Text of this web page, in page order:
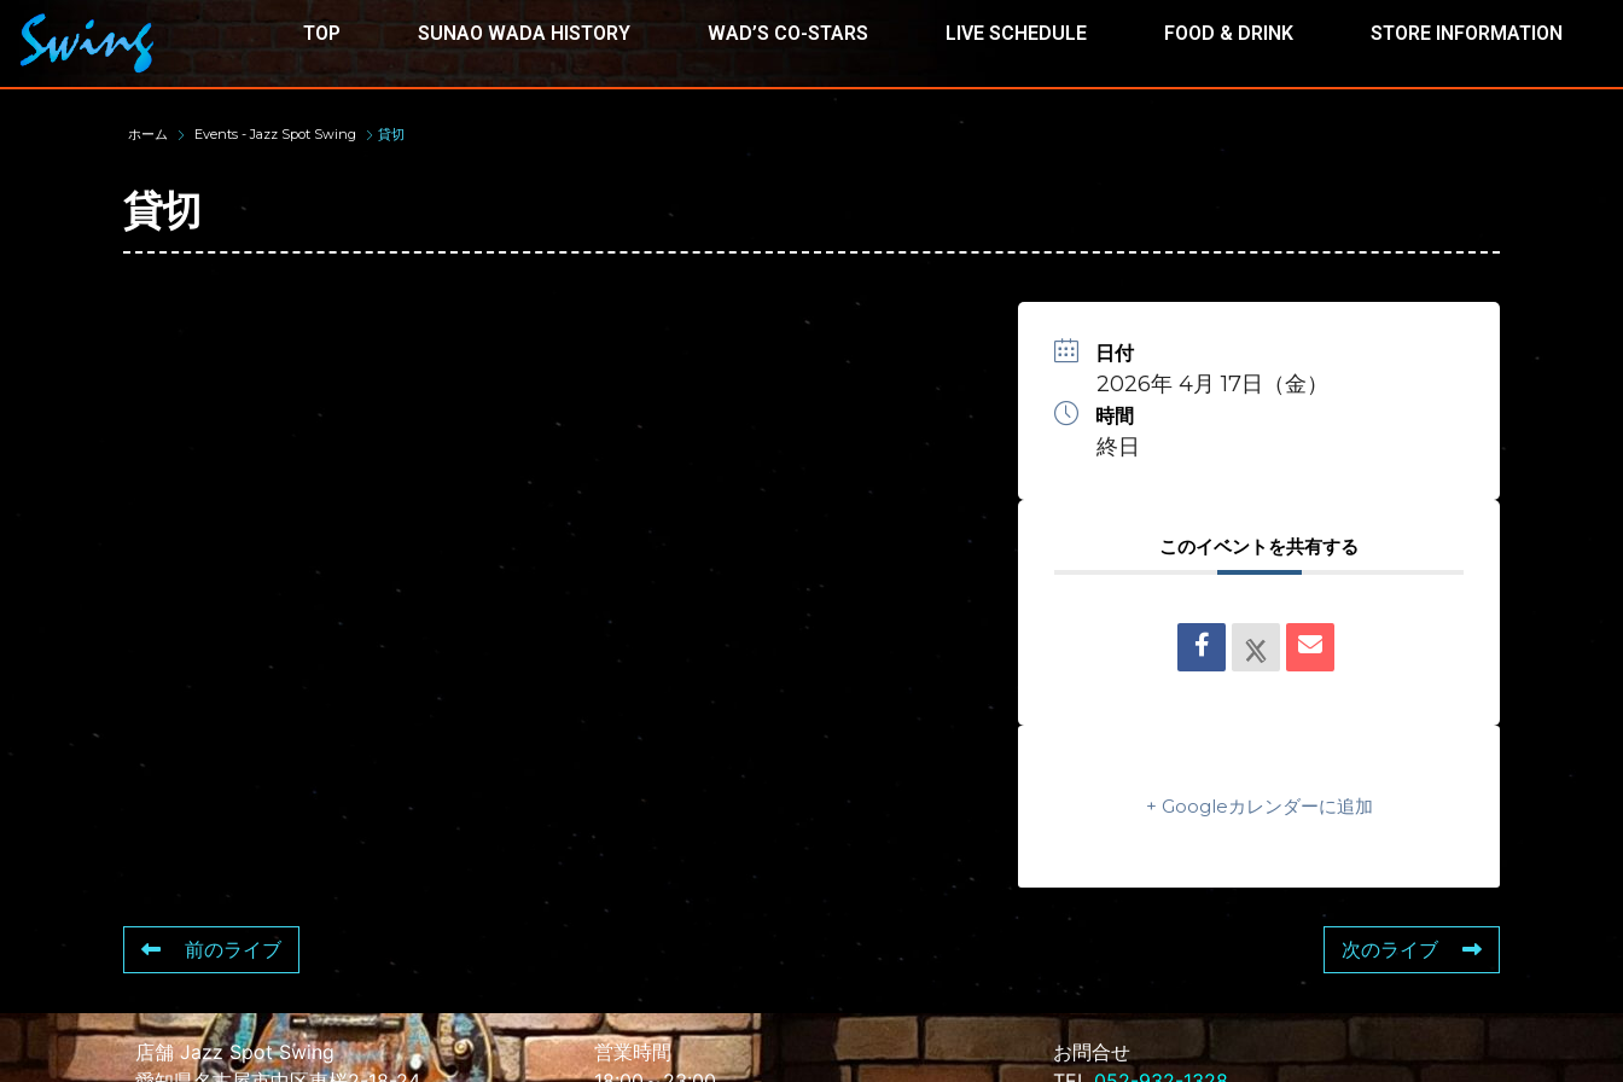
TOP SUNAO WADA HISTORY WAD’S CO-STARS LIVE SCHEDULE FOOD & DRINK STORE INFORMATION
ホーム Events - Jazz Spot Swing 貸切
貸切
日付
2026年 4月 17日（金）
時間
終日
このイベントを共有する
+ Googleカレンダーに追加
前のライブ 次のライブ
店舗 Jazz Spot Swing
営業時間
お問合せ